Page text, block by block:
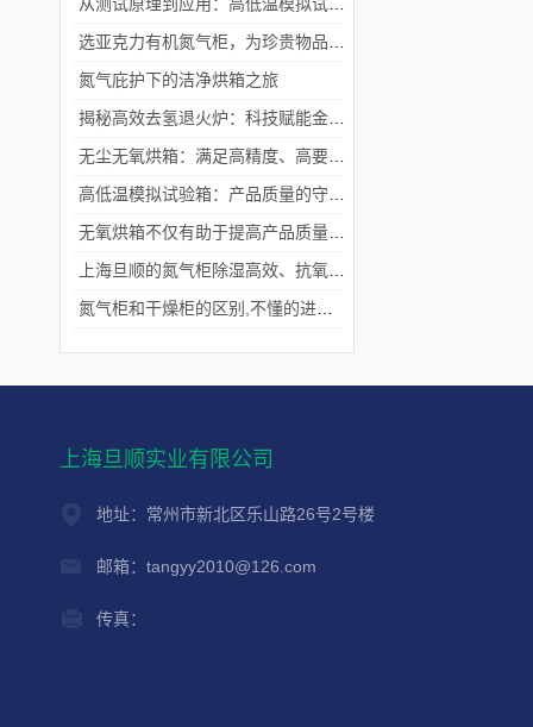
氮气庇护下的洁净烘箱之旅
上海旦顺实业有限公司
地址：常州市新北区乐山路26号2号楼
邮箱：tangyy2010@126.com
传真：